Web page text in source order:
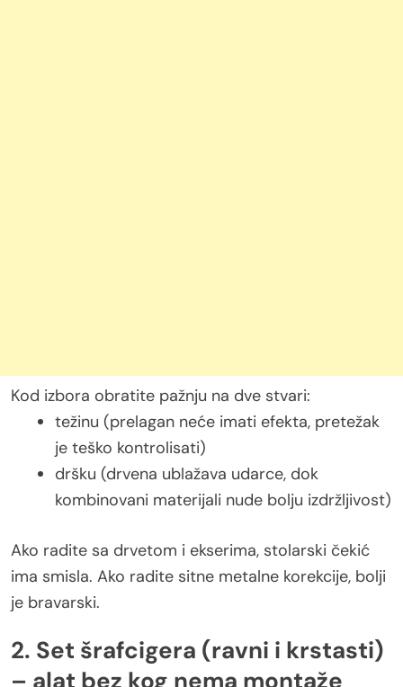
Kod izbora obratite pažnju na dve stvari:
težinu (prelagan neće imati efekta, pretežak
je teško kontrolisati)
dršku (drvena ublažava udarce, dok
kombinovani materijali nude bolju izdržljivost)
Ako radite sa drvetom i ekserima, stolarski čekić
ima smisla. Ako radite sitne metalne korekcije, bolji
je bravarski.
2. Set šrafcigera (ravni i krstasti)